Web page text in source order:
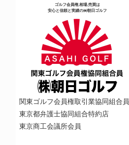
ゴルフ会員権,相場,売買は
安心と信頼と実績の㈱朝日ゴルフ
関東ゴルフ会員権取引業協同組合員
東京都弁護士協同組合特約店
東京商工会議所会員